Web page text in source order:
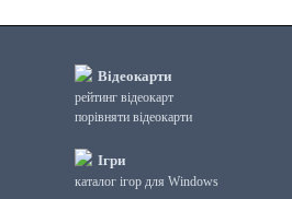
Відеокарти
рейтинг відеокарт
порівняти відеокарти
Ігри
каталог ігор для Windows